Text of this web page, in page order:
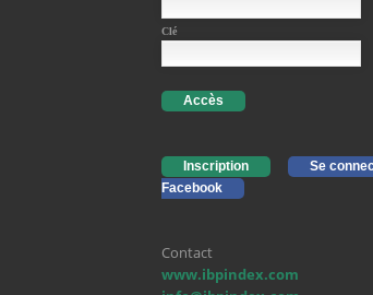
Clé
Accès
Inscription
Se
Facebook
Contact
www.ibpindex.com